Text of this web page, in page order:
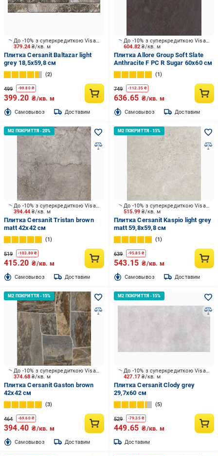
379.24₴/кв. м
До -10% з суперкредиткою Visa Вигода
Плитка Cersanit Baltazar light
grey 18,5x59,8 см
2
499 -99.80₴
399.20 ₴/кв. м
Cамовывоз Доставим
604.82₴/кв. м
До -10% з суперкредиткою Visa Вигода
Плитка Allore Group Soft Slate
Anthracite F PC R Sugar 60x60 см
1
749 -112.35₴
636.65 ₴/кв. м
Cамовывоз Доставим
394.44₴/кв. м
До -10% з суперкредиткою Visa Вигода
Плитка Cersanit Tristan brown
matt 42x42 см
1
519 -103.80 ₴
415.20 ₴/кв. м
Cамовывоз Доставим
515.99₴/кв. м
До -10% з суперкредиткою Visa Вигода
Плитка Cersanit Kaspio light grey
matt 59,8x59,8 см
1
639 -95.85₴
543.15 ₴/кв. м
Cамовывоз Доставим
374.68₴/кв. м
До -10% з суперкредиткою Visa Вигода
Плитка Cersanit Gaston brown
42x42 см
3
464 -69.60₴
394.40 ₴/кв. м
Cамовывоз Доставим
427.17₴/кв. м
До -10% з суперкредиткою Visa Вигода
Плитка Cersanit Clody grey
29,7x60 см
5
529 -79.35₴
449.65 ₴/кв. м
Доставим